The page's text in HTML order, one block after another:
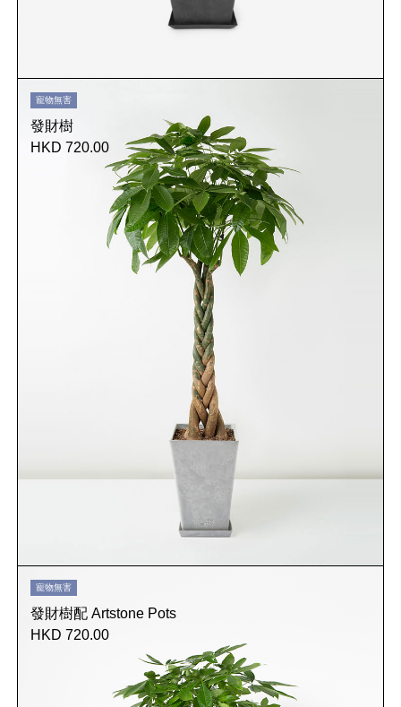
寵物無害
發財樹
HKD 720.00
寵物無害
發財樹配 Artstone Pots
HKD 720.00